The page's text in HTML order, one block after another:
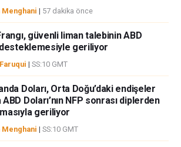
Menghani | 57 dakika önce
güvenli liman talebinin ABD
desteklemesiyle geriliyor
| SS:10 GMT
Doları, Orta Doğu’daki endişeler
ABD Doları’nın NFP sonrası diplerden
geriliyor
Menghani | SS:10 GMT